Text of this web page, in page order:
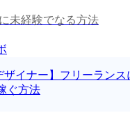
未経験でなる方法